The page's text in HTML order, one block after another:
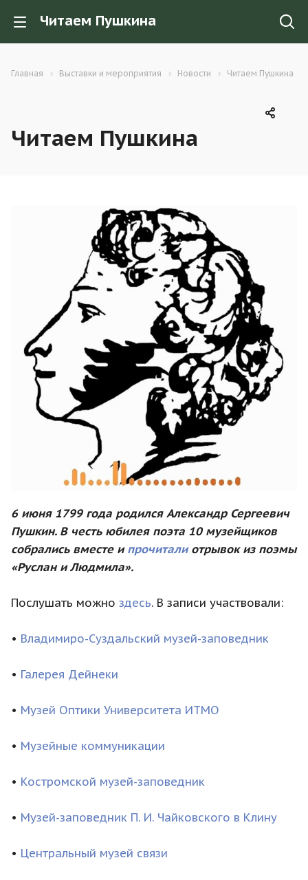
Читаем Пушкина
Главная Выставки и мероприятия Новости Читаем Пушкина
Читаем Пушкина
6 июня 1799 года родился Александр Сергеевич
Пушкин. В честь юбилея поэта 10 музейщиков
собрались вместе ипрочиталиотрывок из поэмы
«Руслан и Людмила».
Послушать можно здесь. В записи участвовали:
• Владимиро-Суздальский музей-заповедник
• Галерея Дейнеки
• Музей Оптики Университета ИТМО
• Музейные коммуникации
• Костромской музей-заповедник
• Музей-заповедник П. И. Чайковского в Клину
• Центральный музей связи